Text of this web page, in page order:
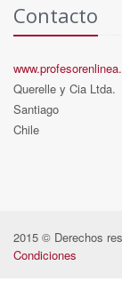
Contacto
Querelle y Cia Ltda.
Santiago
Chile
2015 © Derechos
Condiciones